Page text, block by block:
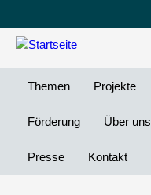
Inhalt
Themen Projekte
Förderung Über uns
Presse Kontakt